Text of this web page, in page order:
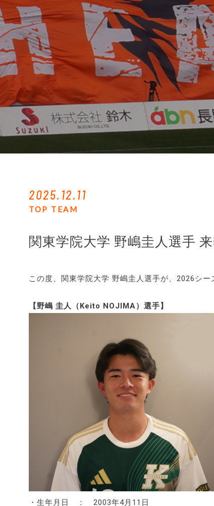
2025.12.11
TOP TEAM
関東学院大学 野嶋圭人選手
この度、関東学院大学 野嶋圭人選手が、2026シ
【野嶋 圭人（Keito NOJIMA）選手】
・生年月日 ： 2003年4月11日